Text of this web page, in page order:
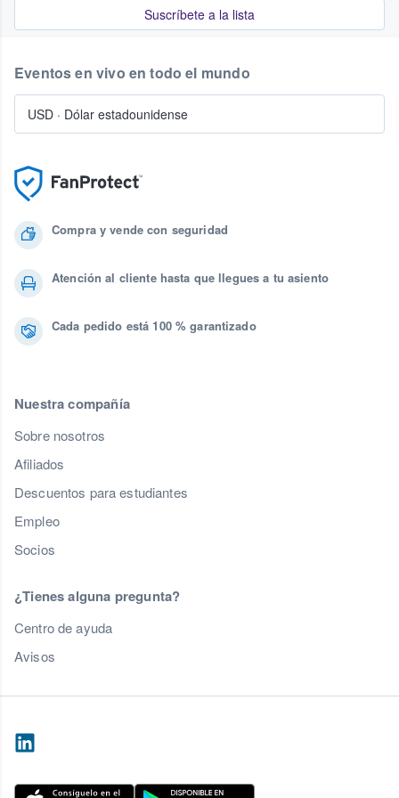
Suscríbete a la lista
Compra y vende con seguridad
Atención al cliente hasta que llegues a tu asiento
Cada pedido está 100 % garantizado
Nuestra compañía
Sobre nosotros
Afiliados
Descuentos para estudiantes
Empleo
Socios
¿Tienes alguna pregunta?
Centro de ayuda
Avisos
Eventos en vivo en todo el mundo
USD · Dólar estadounidense